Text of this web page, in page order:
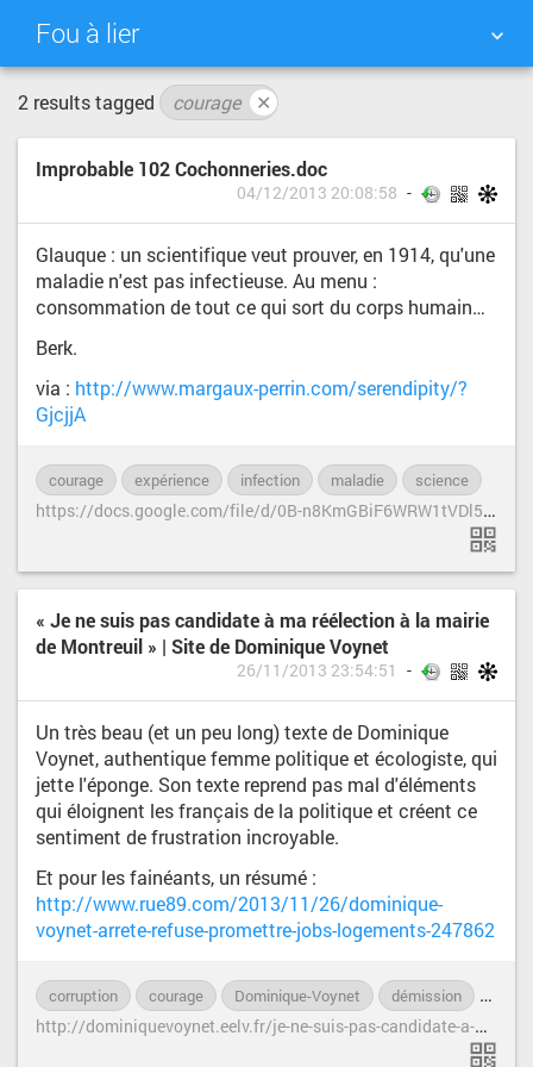
Fou à lier
NUAGE DE TAGS
QUOTIDIEN
2 results tagged courage ✕
Improbable 102 Cochonneries.doc
04/12/2013 20:08:58
Glauque : un scientifique veut prouver, en 1914, qu'une
maladie n'est pas infectieuse. Au menu :
consommation de tout ce qui sort du corps humain…
Berk.
via : http://www.margaux-perrin.com/serendipity/?
GjcjjA
courage expérience infection maladie science
h
ttps://docs.google.com/file/d/0B-n8KmGBiF6WRW1tVDl5MzlSbnM/edit
« Je ne suis pas candidate à ma réélection à la mairie
de Montreuil » | Site de Dominique Voynet
26/11/2013 23:54:51
Un très beau (et un peu long) texte de Dominique
Voynet, authentique femme politique et écologiste, qui
jette l'éponge. Son texte reprend pas mal d'éléments
qui éloignent les français de la politique et créent ce
sentiment de frustration incroyable.
Et pour les fainéants, un résumé :
http://www.rue89.com/2013/11/26/dominique-
voynet-arrete-refuse-promettre-jobs-logements-247862
corruption courage Dominique-Voynet démission
h
ttp://dominiquevoynet.eelv.fr/je-ne-suis-pas-candidate-a-ma-reelection-a-la-mairie-de-montreuil/